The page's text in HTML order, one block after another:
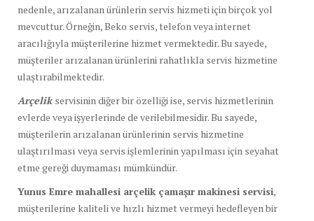
nedenle, arızalanan ürünlerin servis hizmeti için birçok yol
mevcuttur. Örneğin, Beko servis, telefon veya internet
aracılığıyla müşterilerine hizmet vermektedir. Bu sayede,
müşteriler arızalanan ürünlerini rahatlıkla servis hizmetine
ulaştırabilmektedir.
Arçelikservisinin diğer bir özelliği ise, servis hizmetlerinin
evlerde veya işyerlerinde de verilebilmesidir. Bu sayede,
müşterilerin arızalanan ürünlerinin servis hizmetine
ulaştırılması veya servis işlemlerinin yapılması için seyahat
etme gereği duymaması mümkündür.
Yunus Emre mahallesi arçelik çamaşır makinesi servisi,
müşterilerine kaliteli ve hızlı hizmet vermeyi hedefleyen bir